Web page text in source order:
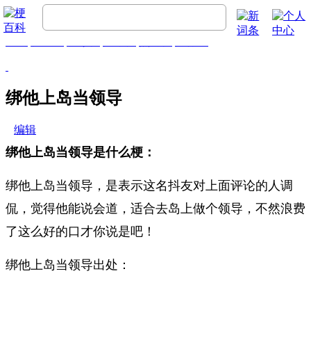
绑他上岛当领导
编辑
绑他上岛当领导是什么梗：
绑他上岛当领导，是表示这名抖友对上面评论的人调
侃，觉得他能说会道，适合去岛上做个领导，不然浪费
了这么好的口才你说是吧！
绑他上岛当领导出处：